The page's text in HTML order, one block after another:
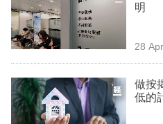
時
事
欄
訂
明
28
做按
低的